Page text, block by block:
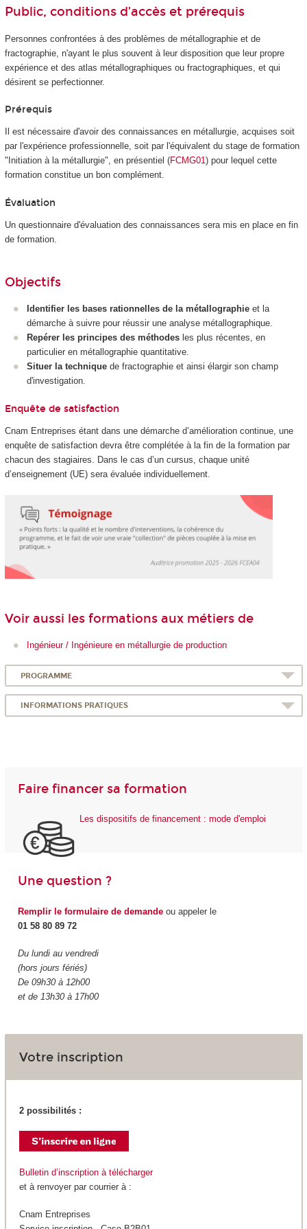
Public, conditions d’accès et prérequis
Personnes confrontées à des problèmes de métallographie et de
fractographie, n'ayant le plus souvent à leur disposition que leur propre
expérience et des atlas métallographiques ou fractographiques, et qui
désirent se perfectionner.
Prérequis
Il est nécessaire d'avoir des connaissances en métallurgie, acquises soit
par l'expérience professionnelle, soit par l'équivalent du stage de formation
"Initiation à la métallurgie", en présentiel (FCMG01) pour lequel cette
formation constitue un bon complément.
Évaluation
Un questionnaire d'évaluation des connaissances sera mis en place en fin
de formation.
Objectifs
Identifier les bases rationnelles de la métallographie et la
démarche à suivre pour réussir une analyse métallographique.
Repérer les principes des méthodes les plus récentes, en
particulier en métallographie quantitative.
Situer la technique de fractographie et ainsi élargir son champ
d'investigation.
Enquête de satisfaction
Cnam Entreprises étant dans une démarche d’amélioration continue, une
enquête de satisfaction devra être complétée à la fin de la formation par
chacun des stagiaires. Dans le cas d’un cursus, chaque unité
d’enseignement (UE) sera évaluée individuellement.
Voir aussi les formations aux métiers de
Ingénieur / Ingénieure en métallurgie de production
PROGRAMME
INFORMATIONS PRATIQUES
Faire financer sa formation
Les dispositifs de financement : mode d'emploi
Une question ?
Remplir le formulaire de demandeou appeler le
01 58 80 89 72
Du lundi au vendredi
(hors jours fériés)
De 09h30 à 12h00
et de 13h30 à 17h00
Votre inscription
2 possibilités :
Bulletin d’inscription à télécharger
et à renvoyer par courrier à :
Cnam Entreprises